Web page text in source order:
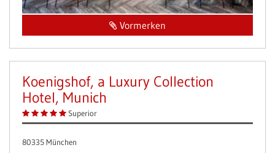
Vormerken
Koenigshof, a Luxury Collection
Hotel, Munich
Superior
80335 München